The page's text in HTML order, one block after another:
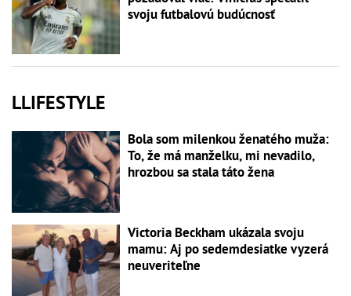
svoju futbalovú budúcnosť
LLIFESTYLE
Bola som milenkou ženatého muža:
To, že má manželku, mi nevadilo,
hrozbou sa stala táto žena
Victoria Beckham ukázala svoju
mamu: Aj po sedemdesiatke vyzerá
neuveriteľne